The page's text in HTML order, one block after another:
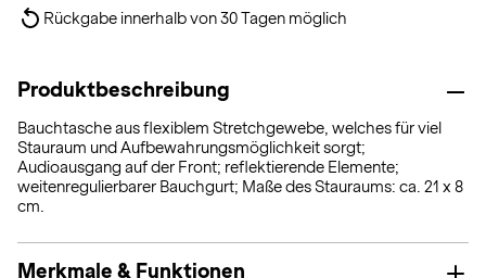
Rückgabe innerhalb von 30 Tagen möglich
Produktbeschreibung
Bauchtasche aus flexiblem Stretchgewebe, welches für viel
Stauraum und Aufbewahrungsmöglichkeit sorgt;
Audioausgang auf der Front; reflektierende Elemente;
weitenregulierbarer Bauchgurt; Maße des Stauraums: ca. 21 x 8
cm.
Merkmale & Funktionen